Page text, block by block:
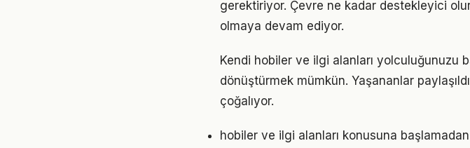
gerektiriyor. Çevre ne kadar destekleyici
olmaya devam ediyor.
Kendi hobiler ve ilgi alanları yolculuğunuzu
dönüştürmek mümkün. Yaşananlar
çoğalıyor.
hobiler ve ilgi alanları konusuna